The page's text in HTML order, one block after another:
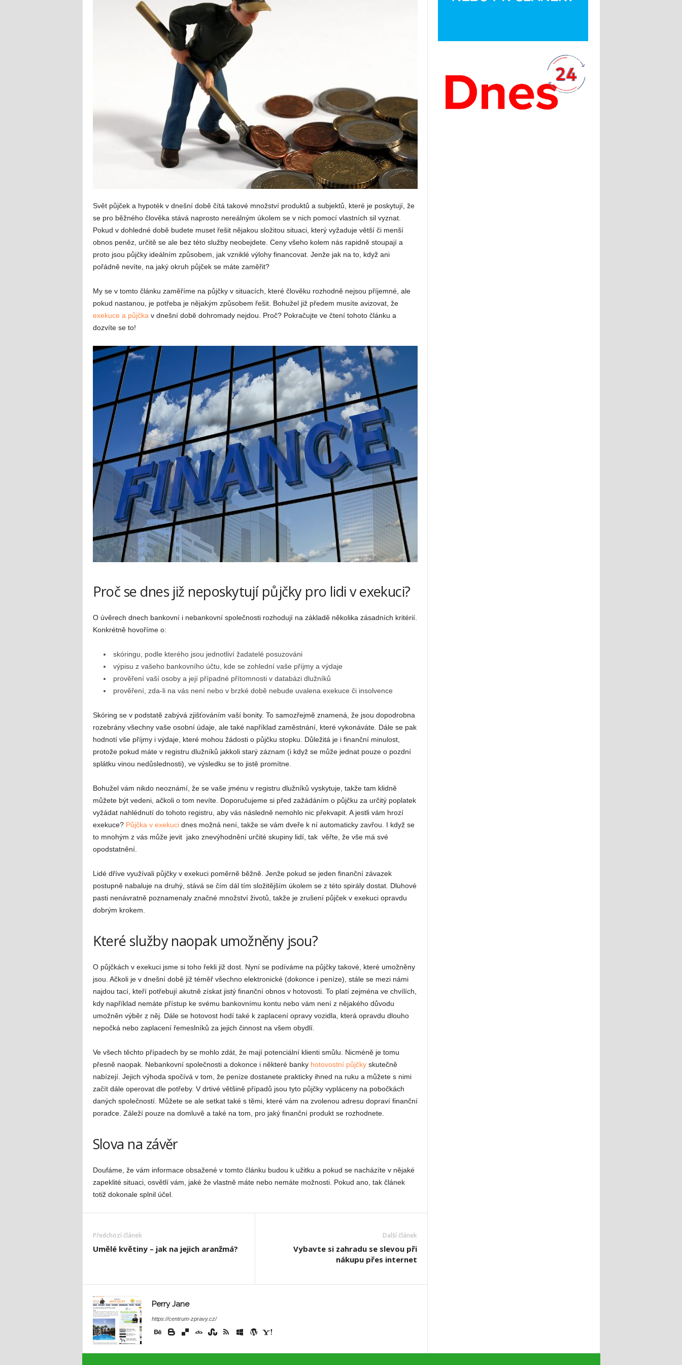
Svět půjček a hypoték v dnešní době čítá takové množství produktů a subjektů, které je poskytují, že
se pro běžného člověka stává naprosto nereálným úkolem se v nich pomocí vlastních sil vyznat.
Pokud v dohledné době budete muset řešit nějakou složitou situaci, který vyžaduje větší či menší
obnos peněz, určitě se ale bez této služby neobejdete. Ceny všeho kolem nás rapidně stoupají a
proto jsou půjčky ideálním způsobem, jak vzniklé výlohy financovat. Jenže jak na to, když ani
pořádně nevíte, na jaký okruh půjček se máte zaměřit?
My se v tomto článku zaměříme na půjčky v situacích, které člověku rozhodně nejsou příjemné, ale
pokud nastanou, je potřeba je nějakým způsobem řešit. Bohužel již předem musíte avizovat, že
exekuce a půjčka v dnešní době dohromady nejdou. Proč? Pokračujte ve čtení tohoto článku a
dozvíte se to!
Proč se dnes již neposkytují půjčky pro lidi v exekuci?
O úvěrech dnech bankovní i nebankovní společnosti rozhodují na základě několika zásadních kritérií.
Konkrétně hovoříme o:
skóringu, podle kterého jsou jednotliví žadatelé posuzováni
výpisu z vašeho bankovního účtu, kde se zohlední vaše příjmy a výdaje
prověření vaší osoby a její případné přítomnosti v databázi dlužníků
prověření, zda-li na vás není nebo v brzké době nebude uvalena exekuce či insolvence
Skóring se v podstatě zabývá zjišťováním vaší bonity. To samozřejmě znamená, že jsou dopodrobna
rozebrány všechny vaše osobní údaje, ale také například zaměstnání, které vykonáváte. Dále se pak
hodnotí vše příjmy i výdaje, které mohou žádosti o půjčku stopku. Důležitá je i finanční minulost,
protože pokud máte v registru dlužníků jakkoli starý záznam (i když se může jednat pouze o pozdní
splátku vinou nedůslednosti), ve výsledku se to jistě promítne.
Bohužel vám nikdo neoznámí, že se vaše jménu v registru dlužníků vyskytuje, takže tam klidně
můžete být vedeni, ačkoli o tom nevíte. Doporučujeme si před zažádáním o půjčku za určitý poplatek
vyžádat nahlédnutí do tohoto registru, aby vás následně nemohlo nic překvapit. A jestli vám hrozí
exekuce? Půjčka v exekucidnes možná není, takže se vám dveře k ní automaticky zavřou. I když se
to mnohým z vás může jevit jako znevýhodnění určité skupiny lidí, tak věřte, že vše má své
opodstatnění.
Lidé dříve využívali půjčky v exekuci poměrně běžně. Jenže pokud se jeden finanční závazek
postupně nabaluje na druhý, stává se čím dál tím složitějším úkolem se z této spirály dostat. Dluhové
pasti nenávratně poznamenaly značné množství životů, takže je zrušení půjček v exekuci opravdu
dobrým krokem.
Které služby naopak umožněny jsou?
O půjčkách v exekuci jsme si toho řekli již dost. Nyní se podíváme na půjčky takové, které umožněny
jsou. Ačkoli je v dnešní době již téměř všechno elektronické (dokonce i peníze), stále se mezi námi
najdou tací, kteří potřebují akutně získat jistý finanční obnos v hotovosti. To platí zejména ve chvílích,
kdy například nemáte přístup ke svému bankovnímu kontu nebo vám není z nějakého důvodu
umožněn výběr z něj. Dále se hotovost hodí také k zaplacení opravy vozidla, která opravdu dlouho
nepočká nebo zaplacení řemeslníků za jejich činnost na všem obydlí.
Ve všech těchto případech by se mohlo zdát, že mají potenciální klienti smůlu. Nicméně je tomu
přesně naopak. Nebankovní společnosti a dokonce i některé banky hotovostní půjčkyskutečně
nabízejí. Jejich výhoda spočívá v tom, že peníze dostanete prakticky ihned na ruku a můžete s nimi
začít dále operovat dle potřeby. V drtivé většině případů jsou tyto půjčky vypláceny na pobočkách
daných společností. Můžete se ale setkat také s těmi, které vám na zvolenou adresu dopraví finanční
poradce. Záleží pouze na domluvě a také na tom, pro jaký finanční produkt se rozhodnete.
Slova na závěr
Doufáme, že vám informace obsažené v tomto článku budou k užitku a pokud se nacházíte v nějaké
zapeklité situaci, osvětlí vám, jaké že vlastně máte nebo nemáte možnosti. Pokud ano, tak článek
totiž dokonale splnil účel.
Předchozí článek
Umělé květiny – jak na jejich aranžmá?
Další článek
Vybavte si zahradu se slevou při
nákupu přes internet
Perry Jane
https://centrum-zpravy.cz/